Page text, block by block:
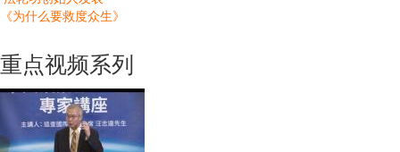
《为什么要救度众生》
重点视频系列